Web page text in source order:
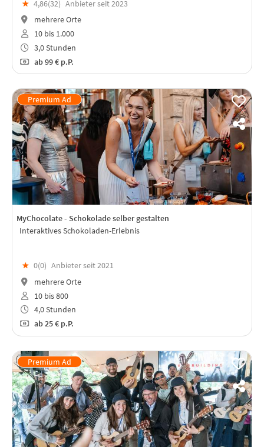
★ 4,86(32) Anbieter seit 2023
mehrere Orte
10 bis 1.000
3,0 Stunden
ab99 € p.P.
MyChocolate - Schokolade selber gestalten
Interaktives Schokoladen-Erlebnis
★ 0(0) Anbieter seit 2021
mehrere Orte
10 bis 800
4,0 Stunden
ab25 € p.P.